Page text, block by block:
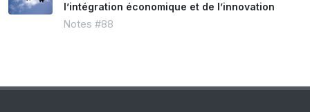
l’intégration économique et de l’innovation
Notes #88